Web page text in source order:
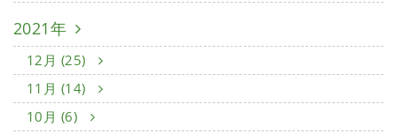
2021年
12月 (25)
11月 (14)
10月 (6)